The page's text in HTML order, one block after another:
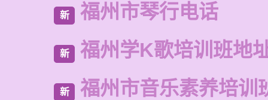
新 福州市琴行电话
新 福州学K歌培训班地
新 福州市音乐素养培训